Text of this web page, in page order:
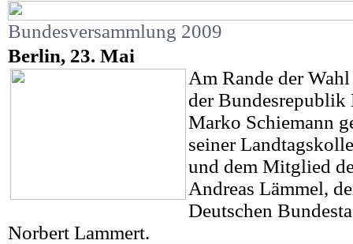
Bundesversammlung 2009
Berlin, 23. Mai
Am Rande der
der Bundesrepublik
Marko Schiemann
seiner
und dem Mitglied
Andreas Lämmel,
Deutschen
Norbert Lammert.